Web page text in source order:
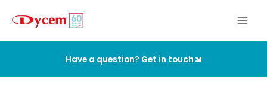
Inhalt
springen
Have a question? Get in touch